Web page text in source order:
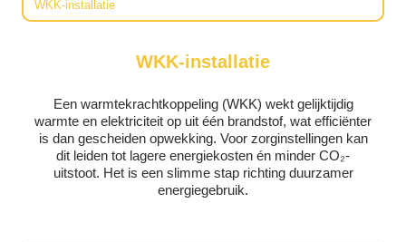
WKK-installatie
WKK-installatie
Een warmtekrachtkoppeling (WKK) wekt gelijktijdig
warmte en elektriciteit op uit één brandstof, wat efficiënter
is dan gescheiden opwekking. Voor zorginstellingen kan
dit leiden tot lagere energiekosten én minder CO₂-
uitstoot. Het is een slimme stap richting duurzamer
energiegebruik.